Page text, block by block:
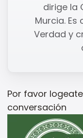
dirige la
Murcia.
Verdad y
Por favor logeate
conversación